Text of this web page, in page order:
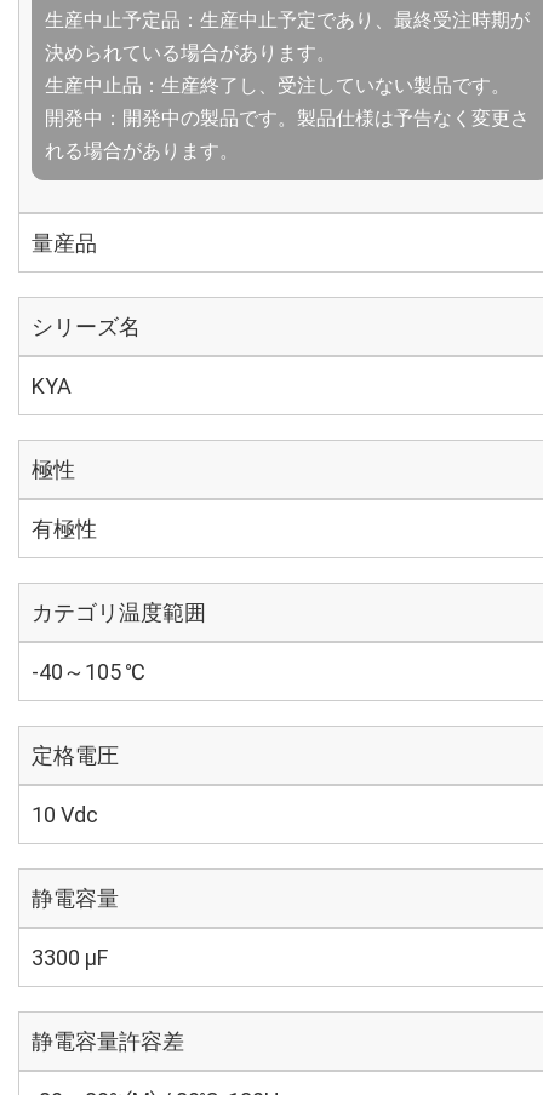
生産中止予定品：生産中止予定であり、最終受注時期が
決められている場合があります。
生産中止品：生産終了し、受注していない製品です。
開発中：開発中の製品です。製品仕様は予告なく変更さ
れる場合があります。
量産品
シリーズ名
KYA
極性
有極性
カテゴリ温度範囲
-40～105 ℃
定格電圧
10 Vdc
静電容量
3300 µF
静電容量許容差